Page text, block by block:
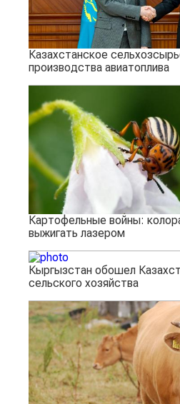
Казахстанское
производства авиатоплива
Картофельные войны:
выжигать лазером
Кыргызстан обошел
сельского хозяйства